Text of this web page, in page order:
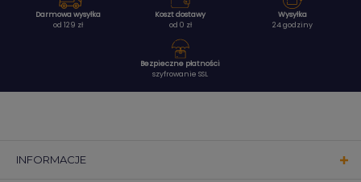
Darmowa wysyłka
od 129 zł
Koszt dostawy
od 0 zł
Wysyłka
24 godziny
Bezpieczne płatności
szyfrowanie SSL
INFORMACJE